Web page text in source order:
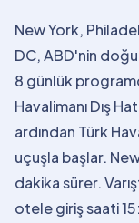
New York,
DC, ABD'nin
8 günlük
Havalimanı Dış
ardından Türk
uçuşla başlar.
dakika sürer.
otele giriş saati